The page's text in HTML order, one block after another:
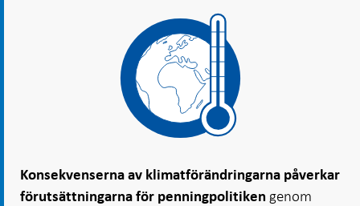
Konsekvenserna av klimatförändringarna påverkar
förutsättningarna för penningpolitiken genom